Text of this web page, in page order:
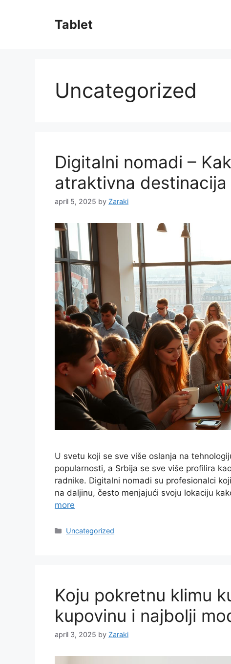
Tablet
Uncategorized
Digitalni nomadi –
atraktivna
april 5, 2025 by Zaraki
U svetu koji se sve više oslanja na
popularnosti, a Srbija se sve više profilira
radnike. Digitalni nomadi su profesionalci
na daljinu, često menjajući svoju lokaciju
more
Categories
Uncategorized
Koju pokretnu klimu
kupovinu i najbolji
april 3, 2025 by Zaraki